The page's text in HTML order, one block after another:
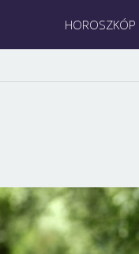
HOROSZKÓP